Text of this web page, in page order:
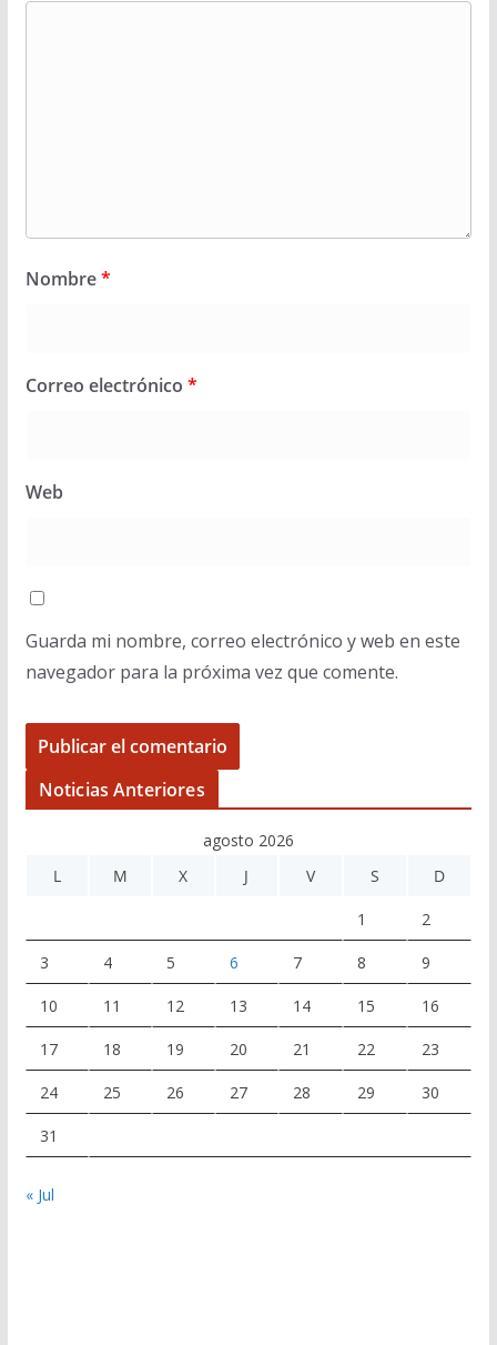
Nombre*
Correo electrónico *
Web
Guarda mi nombre, correo electrónico y web en este
navegador para la próxima vez que comente.
Noticias Anteriores
agosto 2026
L
M X J V S D
1 2
3 4 5 6 7 8 9
10 11 12 13 14 15 16
17 18 19 20 21 22 23
24 25 26 27 28 29 30
31
« Jul